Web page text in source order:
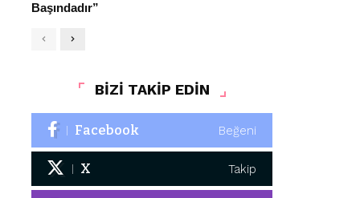
Başındadır”
BİZİ TAKİP EDİN
Facebook Beğeni
X Takip